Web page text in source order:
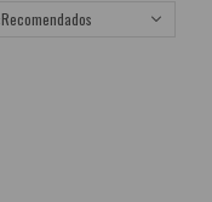
Recomendados